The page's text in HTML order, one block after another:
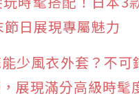
日展現專屬魅力
少風衣外套？不可
展現滿分高級時髦